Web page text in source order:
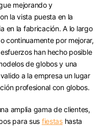
mejorando y
la vista puesta en la
en la fabricación. A lo largo
continuamente por mejorar,
han hecho posible
de globos y una
a la empresa un lugar
profesional con globos.
amplia gama de clientes,
para sus fiestashasta